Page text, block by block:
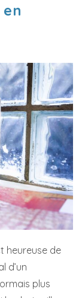
heureuse de
d’un
plus